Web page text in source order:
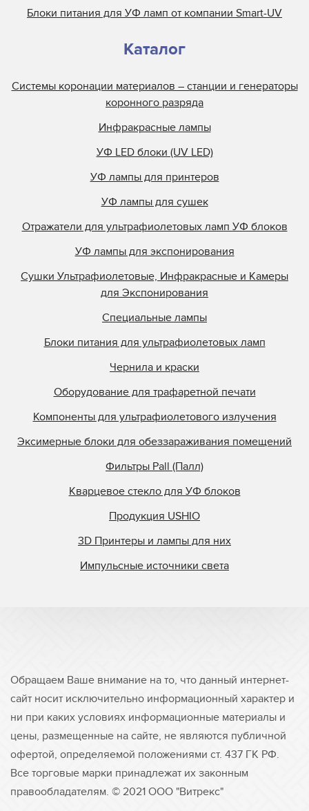
Блоки питания для УФ ламп от компании Smart-UV
Каталог
Системы коронации материалов – станции и генераторы
коронного разряда
Инфракрасные лампы
УФ LED блоки (UV LED)
УФ лампы для принтеров
УФ лампы для сушек
Отражатели для ультрафиолетовых ламп УФ блоков
УФ лампы для экспонирования
Сушки Ультрафиолетовые, Инфракрасные и Камеры
для Экспонирования
Специальные лампы
Блоки питания для ультрафиолетовых ламп
Чернила и краски
Оборудование для трафаретной печати
Компоненты для ультрафиолетового излучения
Эксимерные блоки для обеззараживания помещений
Фильтры Pall (Палл)
Кварцевое стекло для УФ блоков
Продукция USHIO
3D Принтеры и лампы для них
Импульсные источники света
Обращаем Ваше внимание на то, что данный интернет-
сайт носит исключительно информационный характер и
ни при каких условиях информационные материалы и
цены, размещенные на сайте, не являются публичной
офертой, определяемой положениями ст. 437 ГК РФ.
Все торговые марки принадлежат их законным
правообладателям. © 2021 ООО "Витрекс"